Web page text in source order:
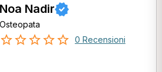
Nadir
Osteopata
0 Recensioni